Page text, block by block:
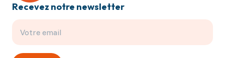
Recevez notre newsletter